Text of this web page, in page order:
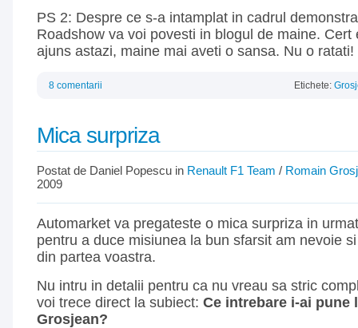
PS 2: Despre ce s-a intamplat in cadrul
Roadshow va voi povesti in blogul de maine. Cert
ajuns astazi, maine mai aveti o sansa. Nu o ratati!
8 comentarii Etichete:
Mica surpriza
Postat de Daniel Popescu in Renault F1 Team / Romain
2009
Automarket va pregateste o mica surpriza in
pentru a duce misiunea la bun sfarsit am nevoie
din partea voastra.
Nu intru in detalii pentru ca nu vreau sa stric
voi trece direct la subiect: Ce intrebare i-ai pune
Grosjean?